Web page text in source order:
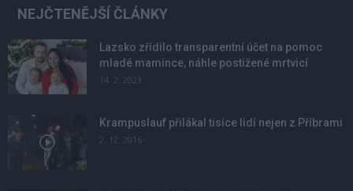
NEJČTENĚJŠÍ ČLÁNKY
Lazsko zřídilo transparentní účet na pomoc
mladé mamince, náhle postižené mrtvicí
14. 2. 2023
Krampuslauf přilákal tisíce lidí nejen z Příbrami
2. 12. 2016